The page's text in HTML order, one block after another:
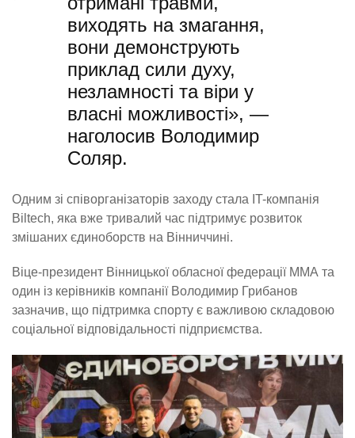
виходять на змагання,
вони демонструють
приклад сили духу,
незламності та віри у
власні можливості», —
наголосив Володимир
Соляр.
Одним зі співорганізаторів заходу стала IT-компанія
Biltech, яка вже тривалий час підтримує розвиток
змішаних єдиноборств на Вінниччині.
Віце-президент Вінницької обласної федерації ММА та
один із керівників компанії Володимир Грибанов
зазначив, що підтримка спорту є важливою складовою
соціальної відповідальності підприємства.